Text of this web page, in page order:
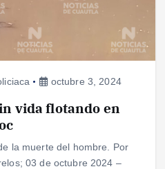
octubre 3, 2024
vida flotando en
la muerte del hombre. Por
03 de octubre 2024 –